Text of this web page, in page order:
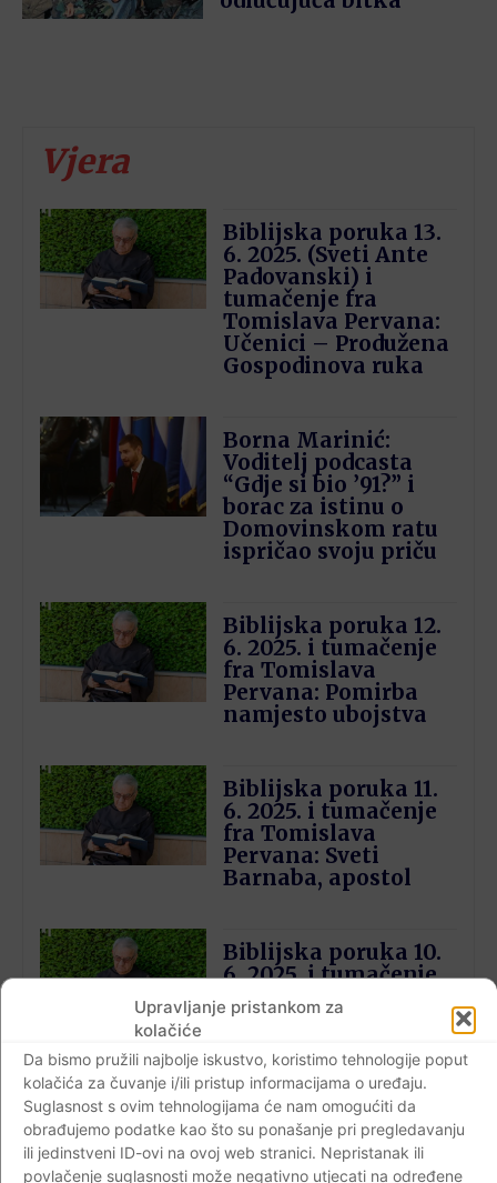
Upravljanje pristankom za
kolačiće
Da bismo pružili najbolje iskustvo, koristimo tehnologije poput
kolačića za čuvanje i/ili pristup informacijama o uređaju.
Suglasnost s ovim tehnologijama će nam omogućiti da
obrađujemo podatke kao što su ponašanje pri pregledavanju
ili jedinstveni ID-ovi na ovoj web stranici. Nepristanak ili
povlačenje suglasnosti može negativno utjecati na određene
Vjera
Biblijska poruka 13.
6. 2025. (Sveti Ante
Padovanski) i
tumačenje fra
Tomislava Pervana:
Učenici – Produžena
Gospodinova ruka
Borna Marinić:
Voditelj podcasta
“Gdje si bio ’91?” i
borac za istinu o
Domovinskom ratu
ispričao svoju priču
Biblijska poruka 12.
6. 2025. i tumačenje
fra Tomislava
Pervana: Pomirba
namjesto ubojstva
Biblijska poruka 11.
6. 2025. i tumačenje
fra Tomislava
Pervana: Sveti
Barnaba, apostol
Biblijska poruka 10.
6. 2025. i tumačenje
fra Tomislava
Pervana: Sol zemlje